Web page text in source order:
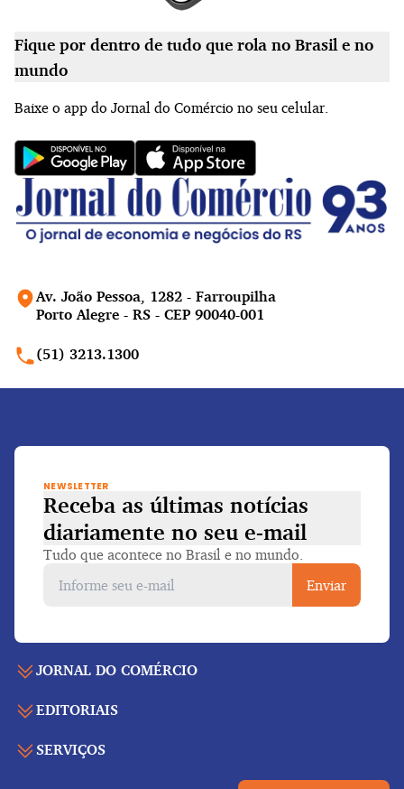
Av. João Pessoa, 1282 - Farroupilha
Porto Alegre - RS - CEP 90040-001
(51) 3213.1300
Fique por dentro de tudo que rola no Brasil e no
mundo
Baixe o app do Jornal do Comércio no seu celular.
JORNAL DO COMÉRCIO
Capa
EDITORIAIS
Economia
SERVIÇOS
NEWSLETTER
Receba as últimas notícias
diariamente no seu e-mail
Tudo que acontece no Brasil e no mundo.
Enviar